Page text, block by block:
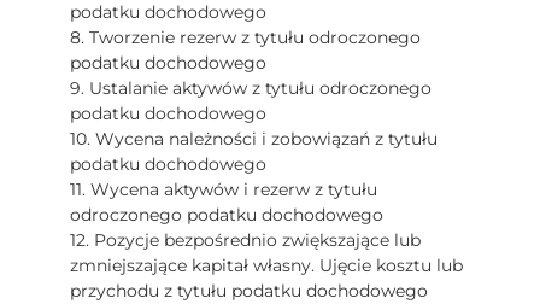
podatku dochodowego
8. Tworzenie rezerw z tytułu odroczonego
podatku dochodowego
9. Ustalanie aktywów z tytułu odroczonego
podatku dochodowego
10. Wycena należności i zobowiązań z tytułu
podatku dochodowego
11. Wycena aktywów i rezerw z tytułu
odroczonego podatku dochodowego
12. Pozycje bezpośrednio zwiększające lub
zmniejszające kapitał własny. Ujęcie kosztu lub
przychodu z tytułu podatku dochodowego